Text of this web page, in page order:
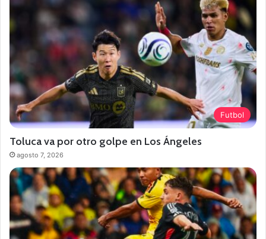
Futbol
Toluca va por otro golpe en Los Ángeles
agosto 7, 2026